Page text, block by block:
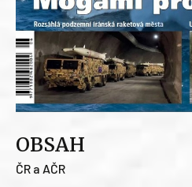
OBSAH
ČR a AČR